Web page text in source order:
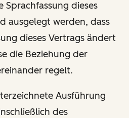
Sprachfassung dieses
ausgelegt werden, dass
dieses Vertrags ändert
die Beziehung der
regelt.
Ausführung
des